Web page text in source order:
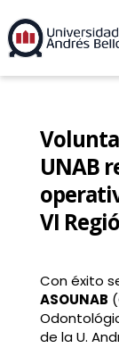
UNAB
VI
Con éxito
ASOUNAB
de la U.